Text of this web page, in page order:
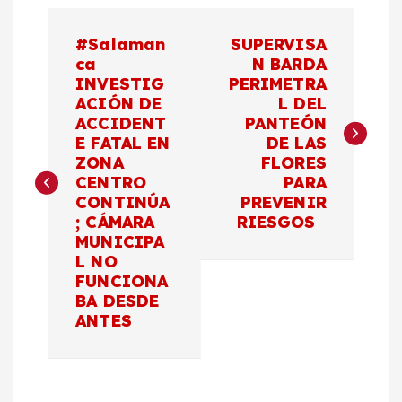
e
g
#Salaman
ca
INVESTIG
ACIÓN DE
ACCIDENT
E FATAL EN
ZONA
CENTRO
CONTINÚA
; CÁMARA
MUNICIPA
L NO
FUNCIONA
BA DESDE
ANTES
SUPERVISA
N BARDA
PERIMETRA
L DEL
PANTEÓN
DE LAS
FLORES
PARA
PREVENIR
RIESGOS